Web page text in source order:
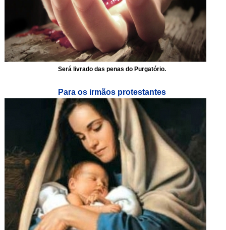
Será livrado das penas do Purgatório.
Para os irmãos protestantes